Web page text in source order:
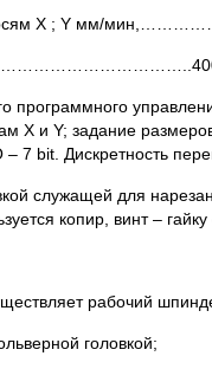
по осям X ; Y мм/
программного
X и Y; задание
7 bit. Дискретность
служащей для
копир, винт –
рабочий
головкой;